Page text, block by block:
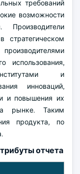
требований
возможности
стратегическом
использования,
и
инноваций,
и повышения их
рынке. Таким
продукта, по
отчета